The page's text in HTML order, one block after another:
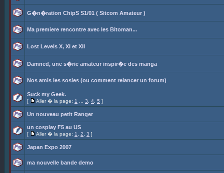
G�n�ration ChipS S1/01 ( Sitcom Amateur )
Ma premiere rencontre avec les Bitoman...
Lost Levels X, XI et XII
Damned, une s�rie amateur inspir�e des manga
Nos amis les sosies (ou comment relancer un forum)
Suck my Geek.
[ Aller � la page: 1 3 4 5 ]
Un nouveau petit Ranger
un cosplay F5 au US
[ Aller � la page: 1 2 3 ]
Japan Expo 2007
ma nouvelle bande demo